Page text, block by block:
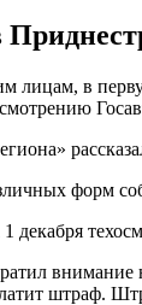
лицам, в
форм
внимание
штраф.